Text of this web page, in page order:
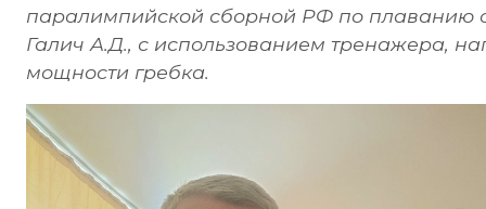
паралимпийской сборной РФ по плаванию
Галич А.Д., с использованием тренажера,
мощности гребка.